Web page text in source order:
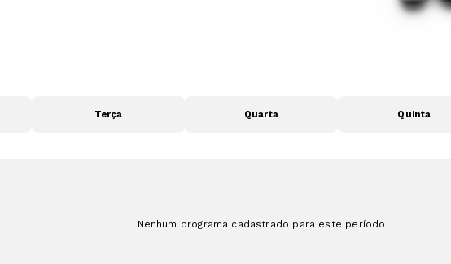
Terça Quarta Quinta
Nenhum programa cadastrado para este período